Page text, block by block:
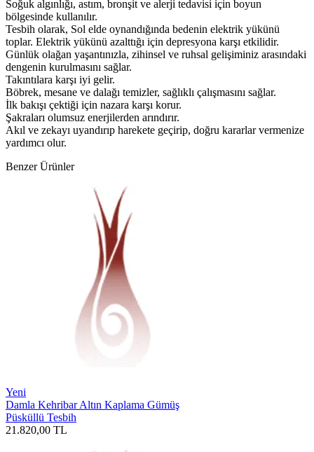
Soğuk algınlığı, astım, bronşit ve alerji tedavisi için boyun
bölgesinde kullanılır.
Tesbih olarak, Sol elde oynandığında bedenin elektrik yükünü
toplar. Elektrik yükünü azalttığı için depresyona karşı etkilidir.
Günlük olağan yaşantınızla, zihinsel ve ruhsal gelişiminiz arasındaki
dengenin kurulmasını sağlar.
Takıntılara karşı iyi gelir.
Böbrek, mesane ve dalağı temizler, sağlıklı çalışmasını sağlar.
İlk bakışı çektiği için nazara karşı korur.
Şakraları olumsuz enerjilerden arındırır.
Akıl ve zekayı uyandırıp harekete geçirip, doğru kararlar vermenize
yardımcı olur.
Benzer Ürünler
Yeni
Damla Kehribar Altın Kaplama Gümüş
Püsküllü Tesbih
21.820,00 TL